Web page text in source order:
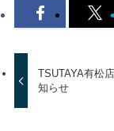
TSUTAYA有松
知らせ